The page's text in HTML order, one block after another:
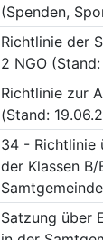
(Spenden,
Richtlinie der
2 NGO
Richtlinie zur
(Stand:
34 - Richtlinie
der Klassen
Satzung über